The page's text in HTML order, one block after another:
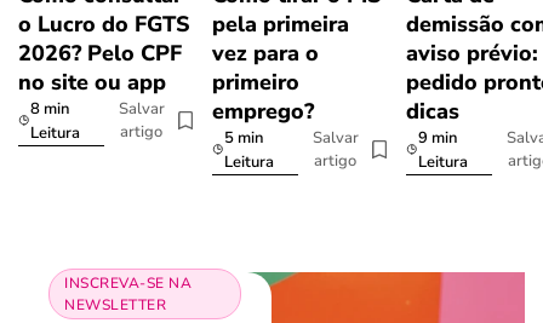
o Lucro do FGTS
2026? Pelo CPF
no site ou app
8 min
Leitura
Salvar
artigo
pela primeira
vez para o
primeiro
emprego?
5 min
Leitura
Salvar
artigo
demissão
aviso prévio:
pedido
dicas
9 min
Leitura
INSCREVA-SE NA
NEWSLETTER